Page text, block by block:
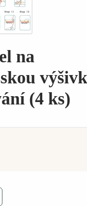
na
(4 ks)